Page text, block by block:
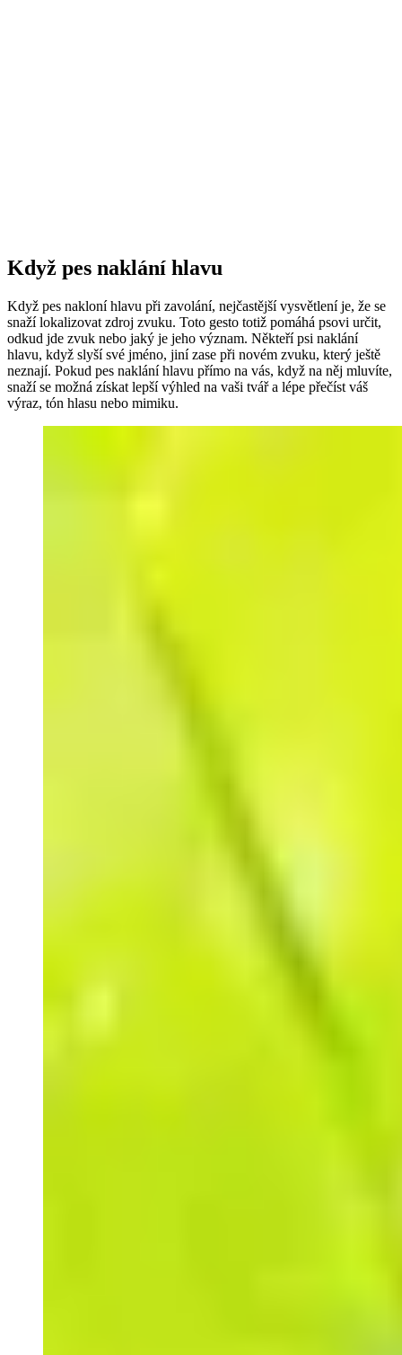
Když pes naklání hlavu
Když pes nakloní hlavu při zavolání, nejčastější vysvětlení je, že se
snaží lokalizovat zdroj zvuku. Toto gesto totiž pomáhá psovi určit,
odkud jde zvuk nebo jaký je jeho význam. Někteří psi naklání
hlavu, když slyší své jméno, jiní zase při novém zvuku, který ještě
neznají. Pokud pes naklání hlavu přímo na vás, když na něj mluvíte,
snaží se možná získat lepší výhled na vaši tvář a lépe přečíst váš
výraz, tón hlasu nebo mimiku.